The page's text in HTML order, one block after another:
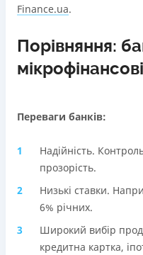
Finance.ua.
Порівняння:
Переваги банків:
Надійність.
прозорість.
Низькі ставки.
6% річних.
Широкий вибір
кредитна картка,